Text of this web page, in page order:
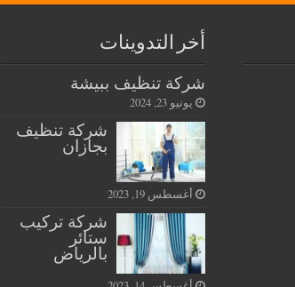
أخر التدوينات
شركة تنظيف ببيشة
يونيو 23, 2024
شركة تنظيف
بجازان
أغسطس 19, 2023
شركة تركيب
ستائر
بالرياض